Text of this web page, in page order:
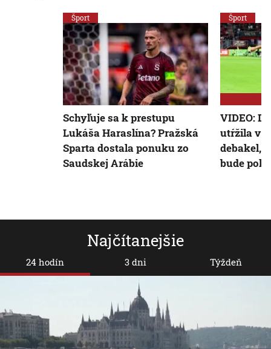
Najčítanejšie
24 hodín 3 dni Týždeň
Šport
Schyľuje sa k prestupu
Lukáša Haraslína? Pražská
Sparta dostala ponuku zo
Saudskej Arábie
Šport
VIDEO:
utŕžila v
debakel,
bude